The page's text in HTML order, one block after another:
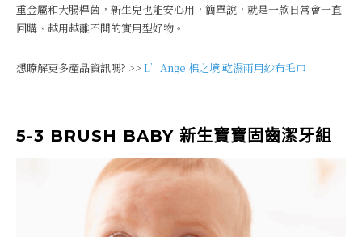
重金屬和大腸桿菌，新生兒也能安心用，簡單說，就是一款日常會一直
回購、越用越離不開的實用型好物。
想瞭解更多產品資訊嗎? >> L’Ange 棉之境 乾濕兩用紗布毛巾
5-3 BRUSH BABY 新生寶寶固齒潔牙組